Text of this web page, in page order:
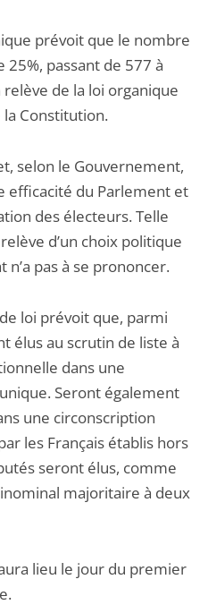
prévoit que le nombre
passant de 577 à
de la loi organique
la Constitution.
selon le Gouvernement,
efficacité du Parlement et
des électeurs. Telle
d’un choix politique
n’a pas à se prononcer.
loi prévoit que, parmi
élus au scrutin de liste à
dans une
Seront également
une circonscription
les Français établis hors
seront élus, comme
majoritaire à deux
lieu le jour du premier